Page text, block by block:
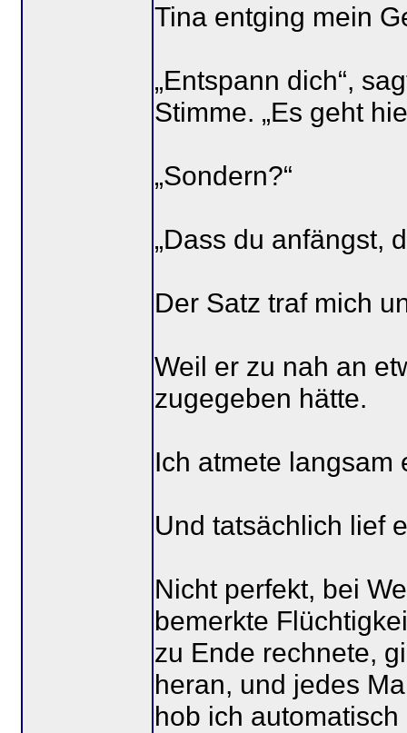
Tina entging mein
„Entspann dich“,
Stimme. „Es geht
„Sondern?“
„Dass du anfängst,
Der Satz traf mich
Weil er zu nah an
zugegeben hätte.
Ich atmete langsam
Und tatsächlich lief
Nicht perfekt, bei
bemerkte
zu Ende rechnete,
heran, und jedes
hob ich